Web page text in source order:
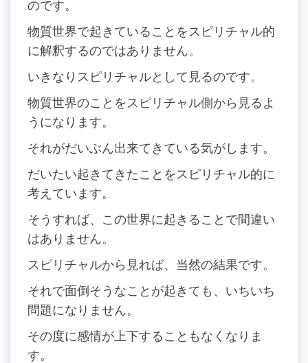
のです。
物質世界で起きていることをスピリチャル的
に解釈するのではありません。
いきなりスピリチャルとして見るのです。
物質世界のことをスピリチャル側から見るよ
うになります。
それがだいぶん出来てきている気がします。
だいたい起きてきたことをスピリチャル的に
考えています。
そうすれば、この世界に起きることで間違い
はありません。
スピリチャルから見れば、当然の結果です。
それで面倒そうなことが起きても、いちいち
問題になりません。
その度に感情が上下することもなくなりま
す。